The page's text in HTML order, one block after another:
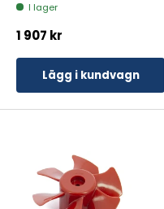
I lager
1 907 kr
Lägg i kundvagn